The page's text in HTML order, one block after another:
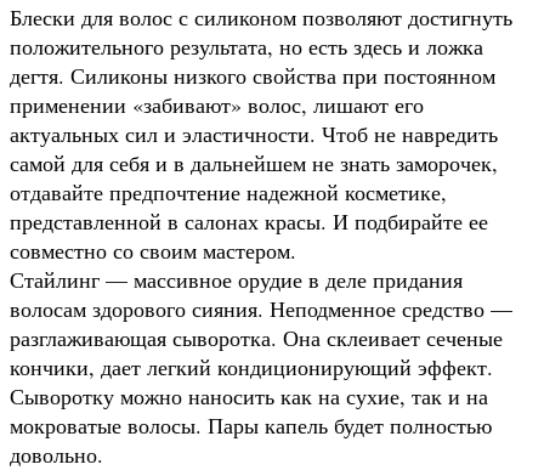
Блески для волос с силиконом позволяют достигнуть
положительного результата, но есть здесь и ложка
дегтя. Силиконы низкого свойства при постоянном
применении «забивают» волос, лишают его
актуальных сил и эластичности. Чтоб не навредить
самой для себя и в дальнейшем не знать заморочек,
отдавайте предпочтение надежной косметике,
представленной в салонах красы. И подбирайте ее
совместно со своим мастером.
Стайлинг — массивное орудие в деле придания
волосам здорового сияния. Неподменное средство —
разглаживающая сыворотка. Она склеивает сеченые
кончики, дает легкий кондиционирующий эффект.
Сыворотку можно наносить как на сухие, так и на
мокроватые волосы. Пары капель будет полностью
довольно.